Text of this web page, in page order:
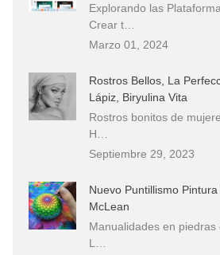
Explorando las
Crear t…
Marzo 01, 2024
Rostros Bellos, La
Lápiz, Biryulina Vita
Rostros bonitos de
H…
Septiembre 29, 2023
Nuevo Puntillismo
McLean
Manualidades en piedras
L…